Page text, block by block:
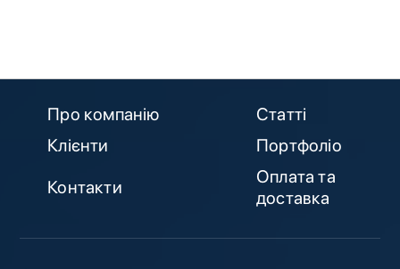
Про компанію
Статті
Клієнти
Портфоліо
Контакти
Оплата та
доставка